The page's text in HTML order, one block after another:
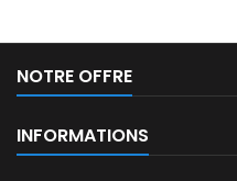
NOTRE OFFRE
INFORMATIONS